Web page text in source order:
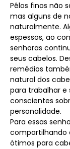
Pêlos finos não
mas alguns de
naturalmente.
espessos, ao
senhoras
seus cabelos.
remédios
natural dos
para trabalhar e
conscientes
personalidade.
Para essas
compartilhando
ótimos para